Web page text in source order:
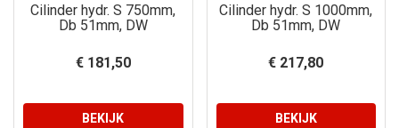
Cilinder hydr. S 750mm,
Db 51mm, DW
€ 181,50
BEKIJK
Cilinder hydr. S 1000mm,
Db 51mm, DW
€ 217,80
BEKIJK